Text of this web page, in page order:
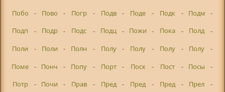
Побо
- Пово - Погр - Подв - Поде - Подк - Подм
-
Подп
- Подр - Подс - Подц - Пожи - Пока - Полд
-
Поли
- Поли - Полн - Полу - Полу - Полу - Полу
-
Поме
- Понч - Попу - Порт - Поск - Пост - Посы
-
Потр
- Почи - Прав - Пред - Пред - Пред - Прел
-